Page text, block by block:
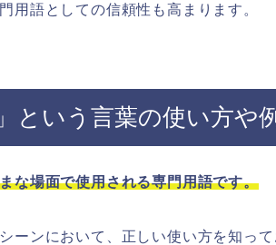
用語としての信頼性も高まります。
という言葉の使い方や
な場面で使用される専門用語です。
ーンにおいて、正しい使い方を知って